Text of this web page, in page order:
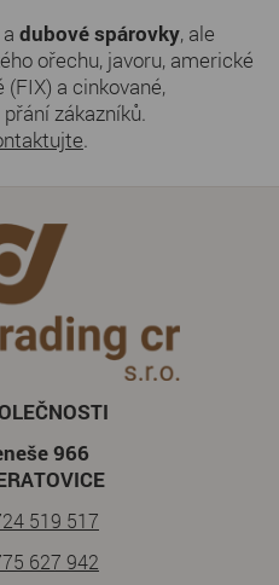
dubové spárovky, ale
ořechu, javoru, americké
a cinkované,
zákazníků.
.
966
519 517
627 942